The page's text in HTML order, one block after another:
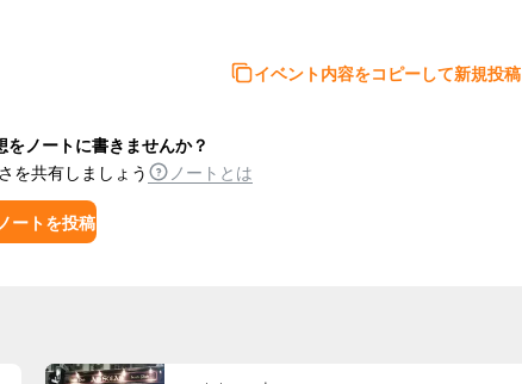
イベント内容をコピーして新規投稿
をノートに書きませんか？
を共有しましょう
ノートとは
ノートを投稿